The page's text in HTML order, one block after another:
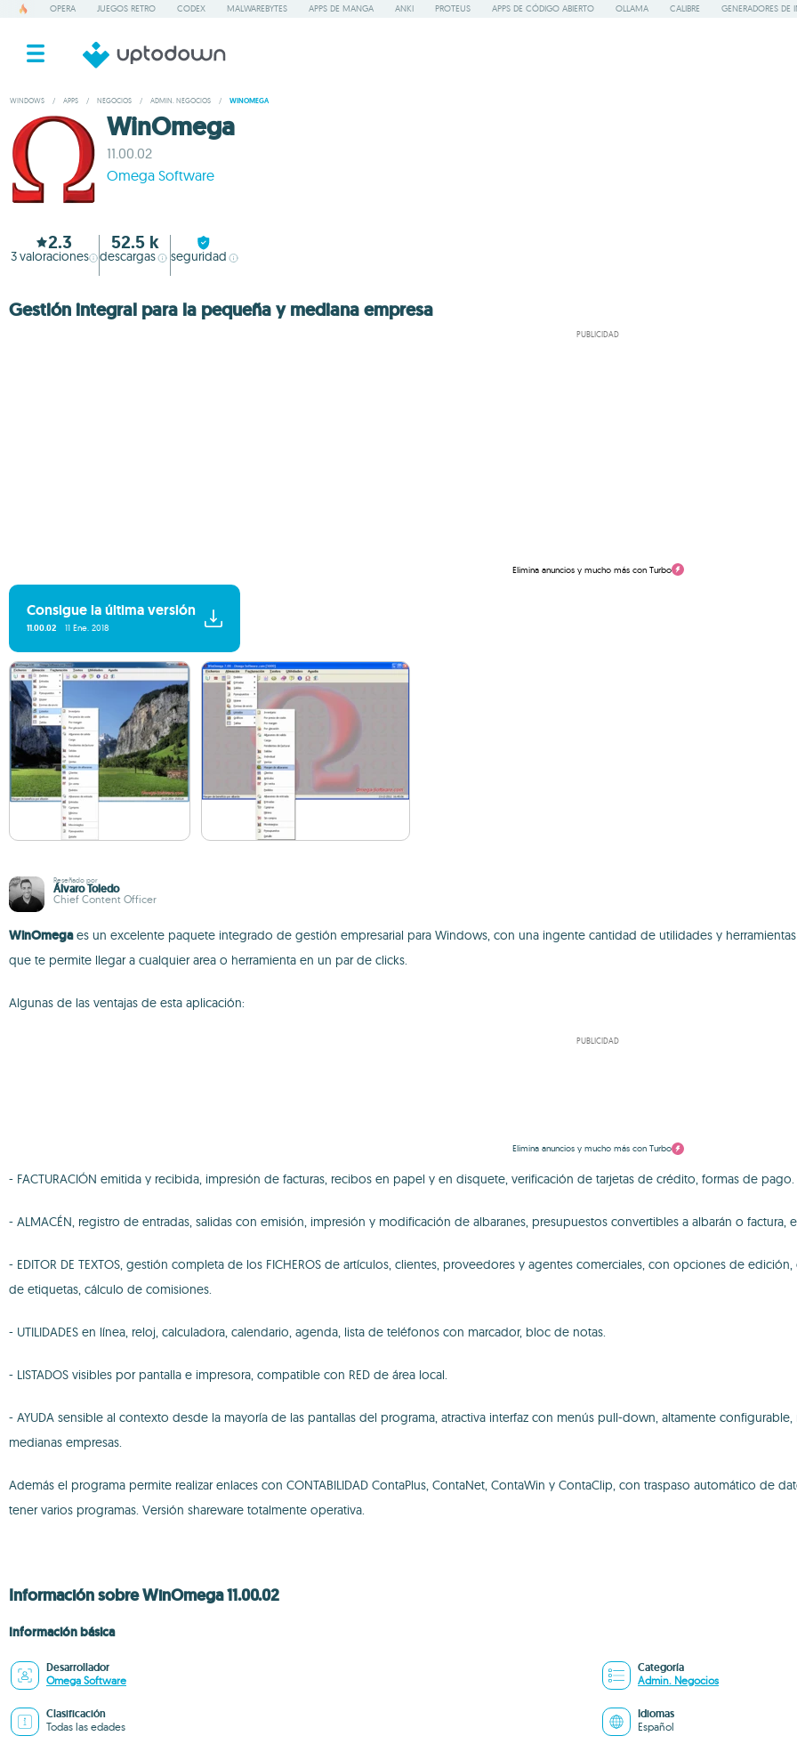
OPERA JUEGOS RETRO CODEX MALWAREBYTES APPS DE MANGA ANKI PROTEUS APPS DE CÓDIGO ABIERTO OLLAMA CALIBRE GENERADORES
WINDOWS / APPS / NEGOCIOS / ADMIN. NEGOCIOS / WINOMEGA
WinOmega
11.00.02
Omega Software
2.3
3valoraciones
52.5 k
descargas seguridad
Gestión integral para la pequeña y mediana empresa
PUBLICIDAD
Elimina anuncios y mucho más con Turbo
Consigue la última versión
11.00.02 11 Ene. 2018
Reseñado por
Álvaro Toledo
Chief Content Officer
WinOmegaes un excelente paquete integrado de gestión empresarial para Windows, con una ingente cantidad de utilidades y
que te permite llegar a cualquier area o herramienta en un par de clicks.
Algunas de las ventajas de esta aplicación:
PUBLICIDAD
Elimina anuncios y mucho más con Turbo
- FACTURACIÓN emitida y recibida, impresión de facturas, recibos en papel y en disquete, verificación de tarjetas de crédito, formas de pago.
- ALMACÉN, registro de entradas, salidas con emisión, impresión y modificación de albaranes, presupuestos convertibles a albarán o factura,
- EDITOR DE TEXTOS, gestión completa de los FICHEROS de artículos, clientes, proveedores y agentes comerciales, con opciones de
de etiquetas, cálculo de comisiones.
- UTILIDADES en línea, reloj, calculadora, calendario, agenda, lista de teléfonos con marcador, bloc de notas.
- LISTADOS visibles por pantalla e impresora, compatible con RED de área local.
- AYUDA sensible al contexto desde la mayoría de las pantallas del programa, atractiva interfaz con menús pull-down, altamente
medianas empresas.
Además el programa permite realizar enlaces con CONTABILIDAD ContaPlus, ContaNet, ContaWin y ContaClip, con traspaso automático de
tener varios programas. Versión shareware totalmente operativa.
Información sobre WinOmega 11.00.02
Información básica
Desarrollador
Omega Software
Categoría
Admin. Negocios
Clasificación
Todas las edades
Idiomas
Español